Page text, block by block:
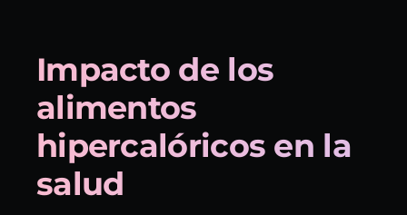
Impacto de los
alimentos
hipercalóricos en la
salud